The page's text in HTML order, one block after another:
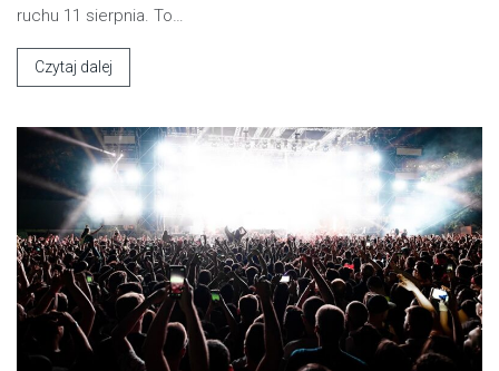
ruchu 11 sierpnia. To…
Czytaj dalej